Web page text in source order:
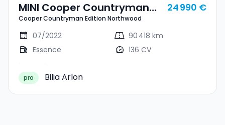
MINI Cooper Countryman
Cooper Countryman Edition
Northwood
Cooper Countryman Edition Northwood
24 990 €
07/2022
90 418 km
Essence
136 CV
pro Bilia Arlon